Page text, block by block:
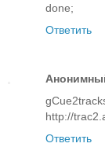
done;
Ответить
http://
Ответить